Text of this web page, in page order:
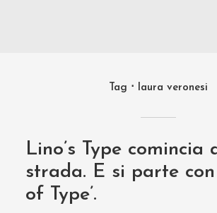
Tag laura veronesi
Lino’s Type comincia
strada. E si parte con
of Type’.